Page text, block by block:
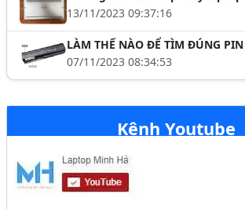
13/11/2023 09:37:16
LÀM THẾ NÀO ĐỂ TÌM ĐÚNG PIN
07/11/2023 08:34:53
Kênh Youtube